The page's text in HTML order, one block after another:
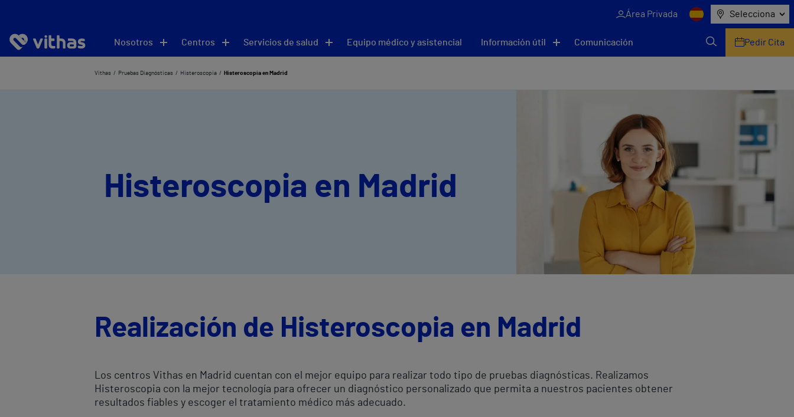
Área Privada Selecciona
Nosotros Centros Servicios de salud Equipo médico y asistencial Información útil Comunicación Pedir Cita
Vithas Pruebas Diagnósticas Histeroscopia Histeroscopia en Madrid
Histeroscopia en Madrid
Realización de Histeroscopia en Madrid
Los centros Vithas en Madrid cuentan con el mejor equipo para realizar todo tipo de pruebas diagnósticas. Realizamos
Histeroscopia con la mejor tecnología para ofrecer un diagnóstico personalizado que permita a nuestros pacientes obtener
resultados fiables y escoger el tratamiento médico más adecuado.